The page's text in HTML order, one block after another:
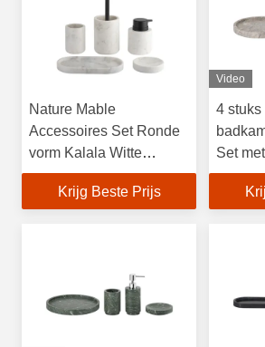
Nature Mable
Accessoires Set Ronde
vorm Kalala Witte
marmeren handzeep
dispenser
Krijg Beste Prijs
Video
4 stuks
Set
ronde